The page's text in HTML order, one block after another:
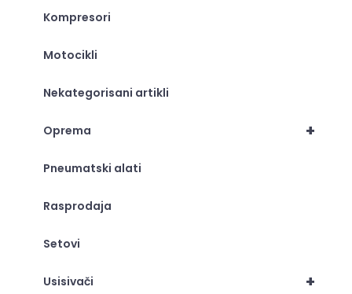
Kompresori
Motocikli
Nekategorisani artikli
+
Oprema
Pneumatski alati
Rasprodaja
Setovi
+
Usisivači